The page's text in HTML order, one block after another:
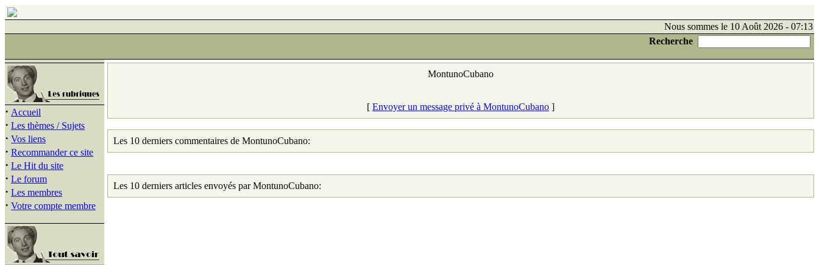
Nous sommes le 10 Août 2026 - 07:13
Recherche
· Accueil
· Les thèmes / Sujets
· Vos liens
· Recommander ce site
· Le Hit du site
· Le forum
· Les membres
· Votre compte membre
MontunoCubano
[ Envoyer un message privé à MontunoCubano ]
Les 10 derniers commentaires de MontunoCubano:
Les 10 derniers articles envoyés par MontunoCubano: